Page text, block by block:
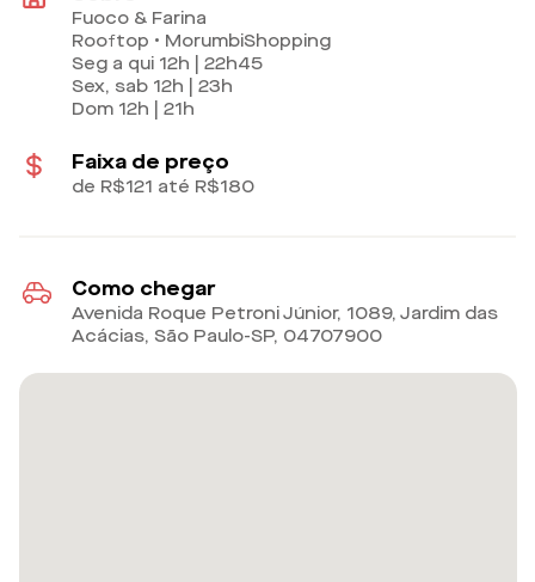
Fuoco & Farina
Rooftop • MorumbiShopping
Seg a qui 12h | 22h45
Sex, sab 12h | 23h
Dom 12h | 21h
Faixa de preço
de R$121 até R$180
Como chegar
Avenida Roque Petroni Júnior, 1089, Jardim das
Acácias, São Paulo-SP, 04707900